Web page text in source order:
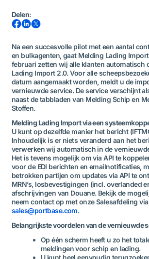
Delen:
Na een succesvolle pilot met een aantal
en bulkagenten, gaat Melding Lading Import
februari zetten wij alle klanten automatisch
Lading Import 2.0. Voor alle
datum aangemaakt worden, meldt u de
vernieuwde service. De service verschijnt
naast de tabbladen van Melding Schip en
Stoffen.
Melding Lading Import via een
U kunt op dezelfde manier het bericht
Inhoudelijk is er niets veranderd aan het
verwerken wij automatisch in de
Het is tevens mogelijk om via API te
voor de EDI berichten en emailnotificaties,
betrokken partijen om updates via API te
MRN’s, losbevestigingen (incl. overlanded
afschrijvingen van Douane. Bekijk de
neem contact op met onze Salesafdeling via
sales@portbase.com.
Belangrijkste voordelen van de vernieuwde
Op één scherm heeft u zo het
meldingen voor schip en lading.
U kunt heel eenvoudig